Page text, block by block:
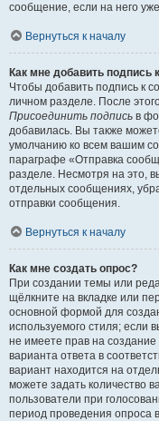
сообщение, если на него
Вернуться к началу
Как мне добавить
Чтобы добавить подпись к
личном разделе. После
Присоединить подпись в
добавилась. Вы также
умолчанию ко всем вашим
параграфе «Отправка
разделе. Несмотря на это,
отдельных сообщениях,
отправки сообщения.
Вернуться к началу
Как мне создать опрос?
При создании темы или
щёлкните на вкладке или
основной формой для
используемого стиля; если
не имеете прав на
варианта ответа в
вариант находится на
можете задать количество
пользователи при
период проведения опроса